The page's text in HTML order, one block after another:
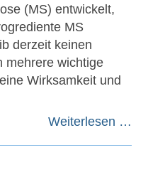
(MS) entwickelt,
MS
derzeit keinen
mehrere wichtige
Wirksamkeit und
Weiterlesen …